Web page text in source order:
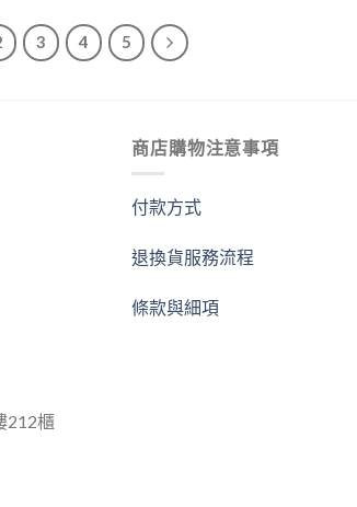
NT$2,082.00。NT$1,999.00。
3 4 5
212櫃
商店購物注意事項
付款方式
退換貨服務流程
條款與細項